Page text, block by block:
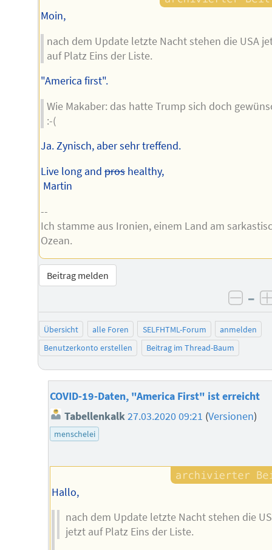
Moin,
nach dem Update letzte Nacht stehen die USA
auf Platz Eins der Liste.
"America first".
Wie Makaber: das hatte Trump sich doch
:-(
Ja. Zynisch, aber sehr treffend.
Live long andpros healthy,
Martin
--
Ich stamme aus Ironien, einem Land am
Ozean.
Beitrag melden
–
Übersicht alle Foren SELFHTML-Forum
anmelden
Benutzerkonto erstellen
Beitrag im Thread-Baum
COVID-19-Daten, "America First" ist erreicht
Tabellenkalk27.03.2020 09:21 (Versionen)
menschelei
Hallo,
nach dem Update letzte Nacht stehen die
jetzt auf Platz Eins der Liste.